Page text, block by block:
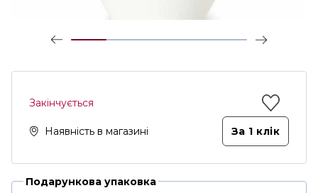
Закінчується
Наявність в магазині За 1 клiк
Подарункова упаковка